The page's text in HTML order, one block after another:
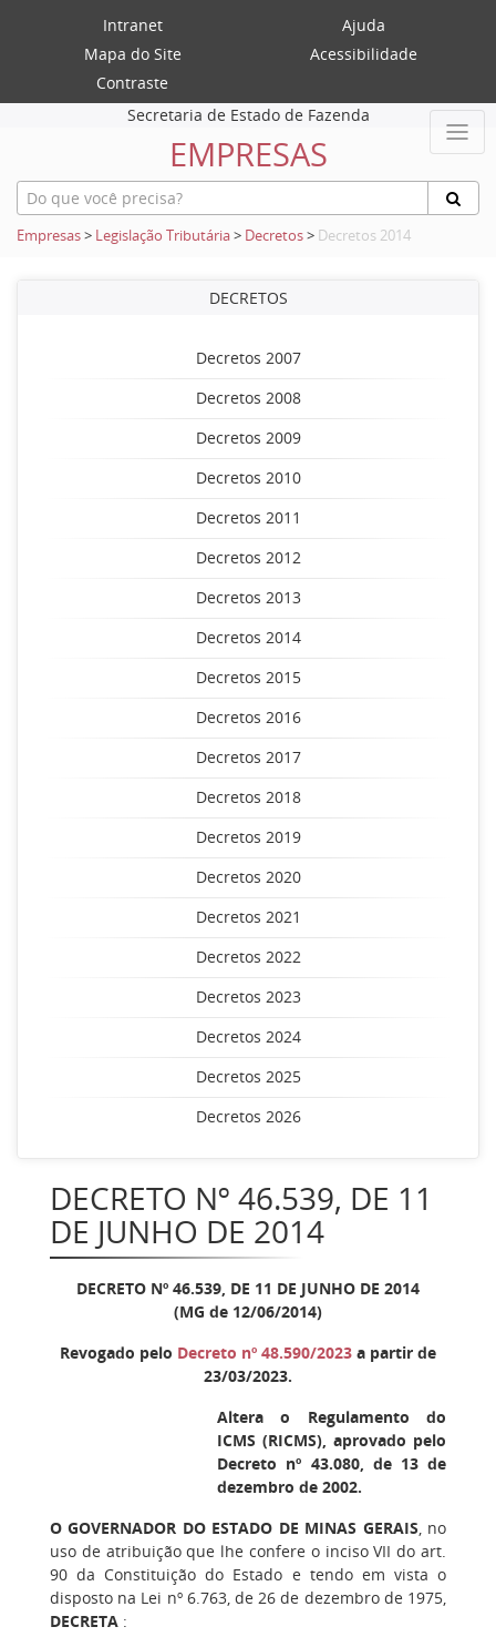
Intranet
Ajuda
Mapa do Site
Acessibilidade
Contraste
Secretaria de Estado de Fazenda
EMPRESAS
Empresas> Legislação Tributária> Decretos> Decretos 2014
DECRETOS
Decretos 2007
Decretos 2008
Decretos 2009
Decretos 2010
Decretos 2011
Decretos 2012
Decretos 2013
Decretos 2014
Decretos 2015
Decretos 2016
Decretos 2017
Decretos 2018
Decretos 2019
Decretos 2020
Decretos 2021
Decretos 2022
Decretos 2023
Decretos 2024
Decretos 2025
Decretos 2026
DECRETO Nº 46.539, DE 11
DE JUNHO DE 2014
DECRETO Nº 46.539, DE 11 DE JUNHO DE 2014
(MG de 12/06/2014)
Revogado pelo Decreto nº 48.590/2023 a partir de
23/03/2023.
Altera o Regulamento do
ICMS (RICMS), aprovado pelo
Decreto nº 43.080, de 13 de
dezembro de 2002.
O GOVERNADOR DO ESTADO DE MINAS GERAIS, no
uso de atribuição que lhe confere o inciso VII do art.
90 da Constituição do Estado e tendo em vista o
disposto na Lei nº 6.763, de 26 de dezembro de 1975,
DECRETA :